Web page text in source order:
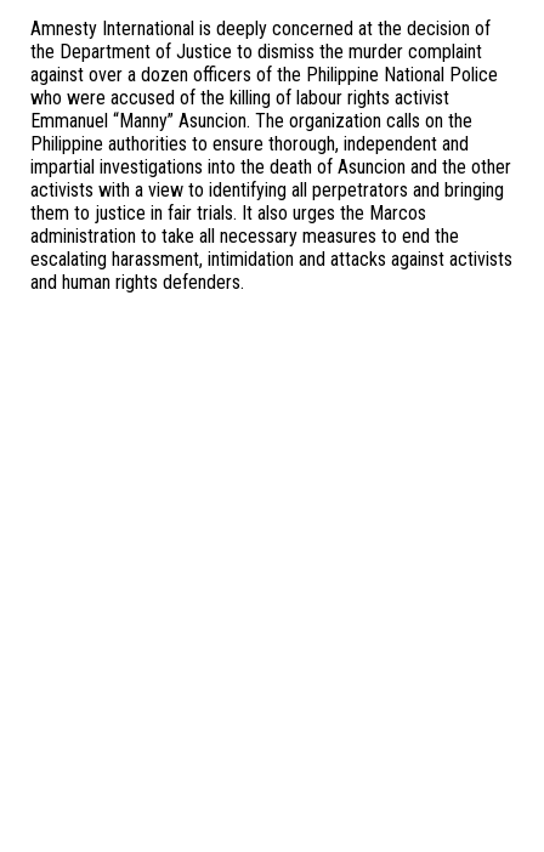
Amnesty International is deeply concerned at the decision of
the Department of Justice to dismiss the murder complaint
against over a dozen officers of the Philippine National Police
who were accused of the killing of labour rights activist
Emmanuel “Manny” Asuncion. The organization calls on the
Philippine authorities to ensure thorough, independent and
impartial investigations into the death of Asuncion and the other
activists with a view to identifying all perpetrators and bringing
them to justice in fair trials. It also urges the Marcos
administration to take all necessary measures to end the
escalating harassment, intimidation and attacks against activists
and human rights defenders.